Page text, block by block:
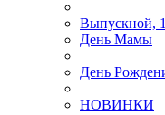
Выпускной,
День Мамы
День
НОВИНКИ